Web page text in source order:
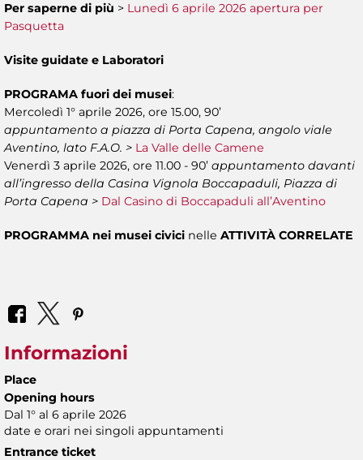
Per saperne di più > Lunedì 6 aprile 2026 apertura per
Pasquetta
Visite guidate e Laboratori
PROGRAMA fuori dei musei:
Mercoledì 1° aprile 2026, ore 15.00, 90’
appuntamento a piazza di Porta Capena, angolo viale
Aventino, lato F.A.O. > La Valle delle Camene
Venerdì 3 aprile 2026, ore 11.00 - 90’ appuntamento davanti
all’ingresso della Casina Vignola Boccapaduli, Piazza di
Porta Capena > Dal Casino di Boccapaduli all’Aventino
PROGRAMMA nei musei civici nelle ATTIVITÀ CORRELATE
Informazioni
Place
Opening hours
Dal 1° al 6 aprile 2026
date e orari nei singoli appuntamenti
Entrance ticket